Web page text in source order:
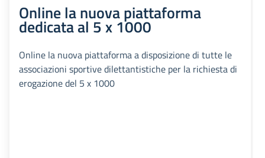
Online la nuova piattaforma
dedicata al 5 x 1000
Online la nuova piattaforma a disposizione di tutte le
associazioni sportive dilettantistiche per la richiesta di
erogazione del 5 x 1000